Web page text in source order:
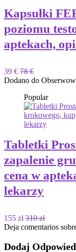
Kapsułki
poziomu
aptekach,
39 € 78 €
Dodano do
Popular
Tabletki
zapalenie
cena w
lekarzy
155 zł 310 zł
Deja comentarios
Dodaj